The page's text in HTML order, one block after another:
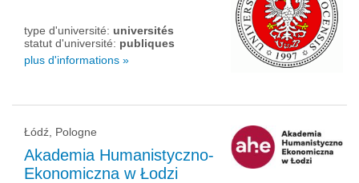
type d'université: universités
statut d'université: publiques
plus d'informations »
Łódź, Pologne
Akademia Humanistyczno-
Ekonomiczna w Łodzi